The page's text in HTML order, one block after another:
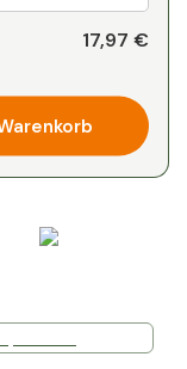
17,97 €